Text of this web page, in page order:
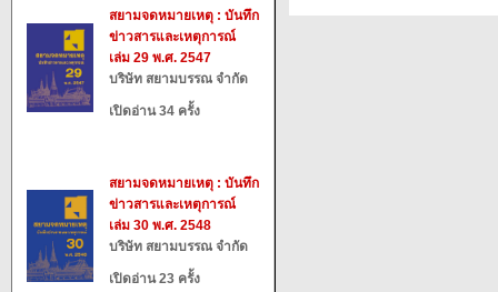
สยามจดหมายเหตุ : บันทึก
ข่าวสารและเหตุการณ์
เล่ม 29 พ.ศ. 2547
บริษัท สยามบรรณ จำกัด
เปิดอ่าน 34 ครั้ง
สยามจดหมายเหตุ : บันทึก
ข่าวสารและเหตุการณ์
เล่ม 30 พ.ศ. 2548
บริษัท สยามบรรณ จำกัด
เปิดอ่าน 23 ครั้ง